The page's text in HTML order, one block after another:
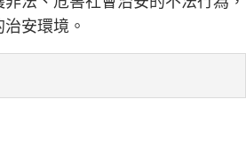
安環境。